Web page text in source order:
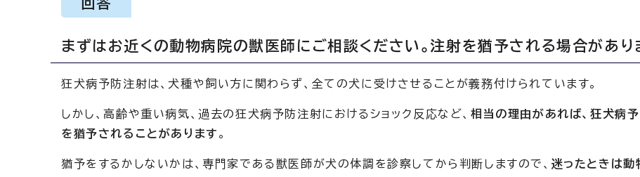
回答
まずはお近くの動物病院の獣医師にご相談ください。注射を猶予される場合があり
狂犬病予防注射は、犬種や飼い方に関わらず、全ての犬に受けさせることが義務付けられています。
しかし、高齢や重い病気、過去の狂犬病予防注射におけるショック反応など、 相当の理由があれば、狂犬病
を猶予されることがあります 。
猶予をするかしないかは、専門家である獣医師が犬の体調を診察してから判断しますので、 迷ったときは動